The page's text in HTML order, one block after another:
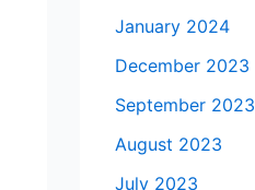
January 2024
December 2023
September 2023
August 2023
July 2023